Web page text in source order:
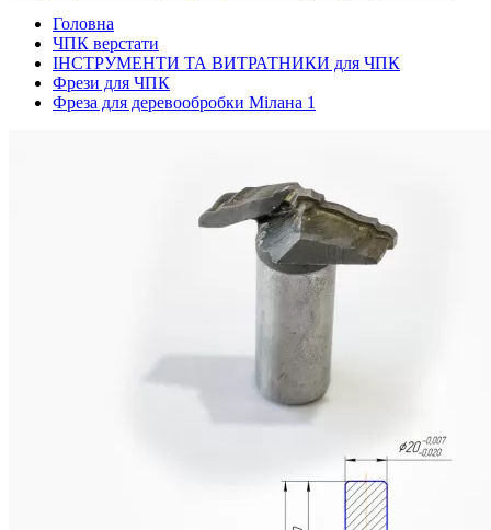
Головна
ЧПК верстати
ІНСТРУМЕНТИ ТА ВИТРАТНИКИ для ЧПК
Фрези для ЧПК
Фреза для деревообробки Мілана 1